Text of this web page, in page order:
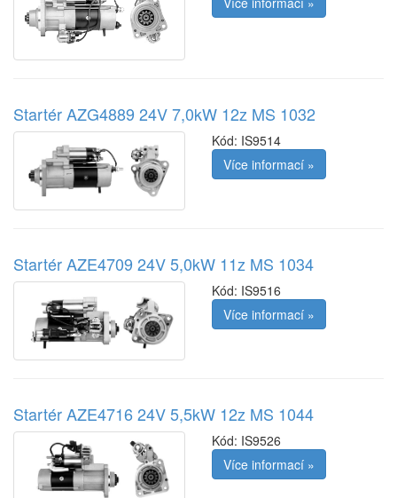
Startér AZG4889 24V 7,0kW 12z MS 1032
Kód: IS9514
Více informací »
Startér AZE4709 24V 5,0kW 11z MS 1034
Kód: IS9516
Více informací »
Startér AZE4716 24V 5,5kW 12z MS 1044
Kód: IS9526
Více informací »